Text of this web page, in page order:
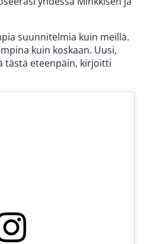
suunnitelmia kuin meillä.
kuin koskaan. Uusi,
tästä eteenpäin, kirjoitti